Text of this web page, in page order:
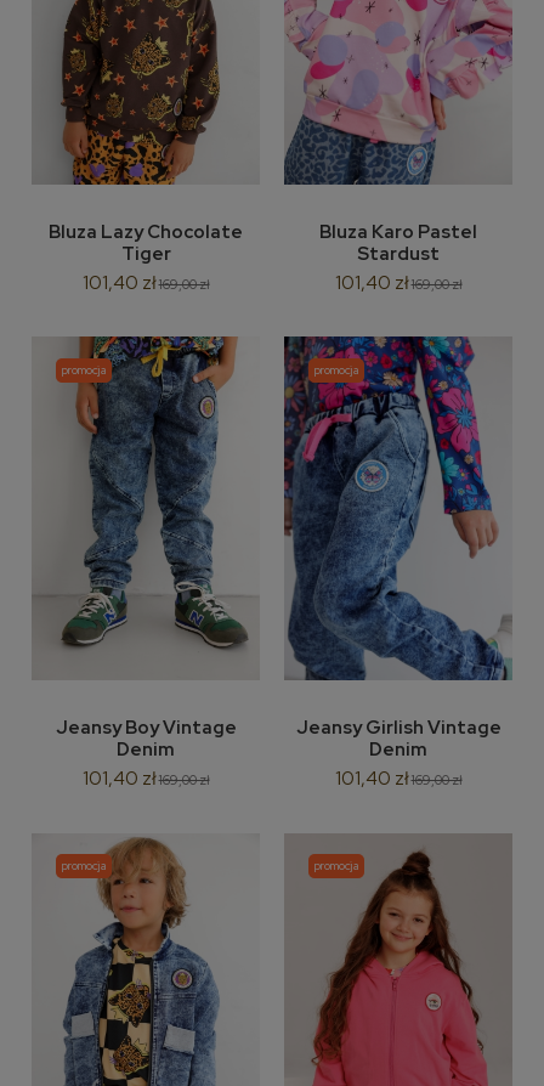
Bluza Lazy Chocolate
Tiger
101,40 zł169,00 zł
Bluza Karo Pastel
Stardust
101,40 zł169,00 zł
Jeansy Boy Vintage
Denim
101,40 zł169,00 zł
promocja
Jeansy Girlish Vintage
Denim
101,40 zł169,00 zł
promocja
promocja promocja